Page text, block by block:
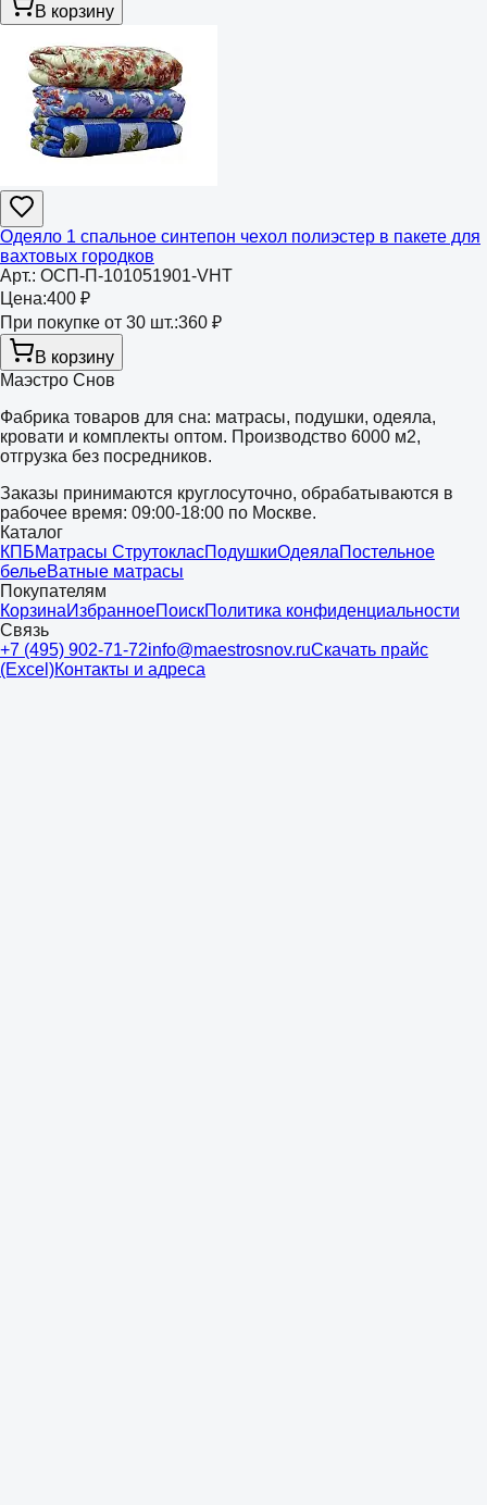
В корзину
Одеяло 1 спальное синтепон чехол полиэстер в пакете для
вахтовых городков
Арт.: ОСП-П-101051901-VHT
Цена:400 ₽
При покупке от 30 шт.:360 ₽
В корзину
Маэстро Снов
Фабрика товаров для сна: матрасы, подушки, одеяла,
кровати и комплекты оптом. Производство 6000 м2,
отгрузка без посредников.
Заказы принимаются круглосуточно, обрабатываются в
рабочее время: 09:00-18:00 по Москве.
Каталог
КПБМатрасы СтрутокласПодушкиОдеялаПостельное
бельеВатные матрасы
Покупателям
КорзинаИзбранноеПоискПолитика конфиденциальности
Связь
+7 (495) 902-71-72info@maestrosnov.ruСкачать прайс
(Excel)Контакты и адреса